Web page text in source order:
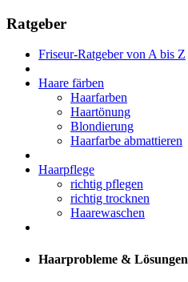
Ratgeber
Friseur-Ratgeber von A bis Z
Haare färben
Haarfarben
Haartönung
Blondierung
Haarfarbe abmattieren
Haarpflege
richtig pflegen
richtig trocknen
Haarewaschen
Haarprobleme & Lösungen